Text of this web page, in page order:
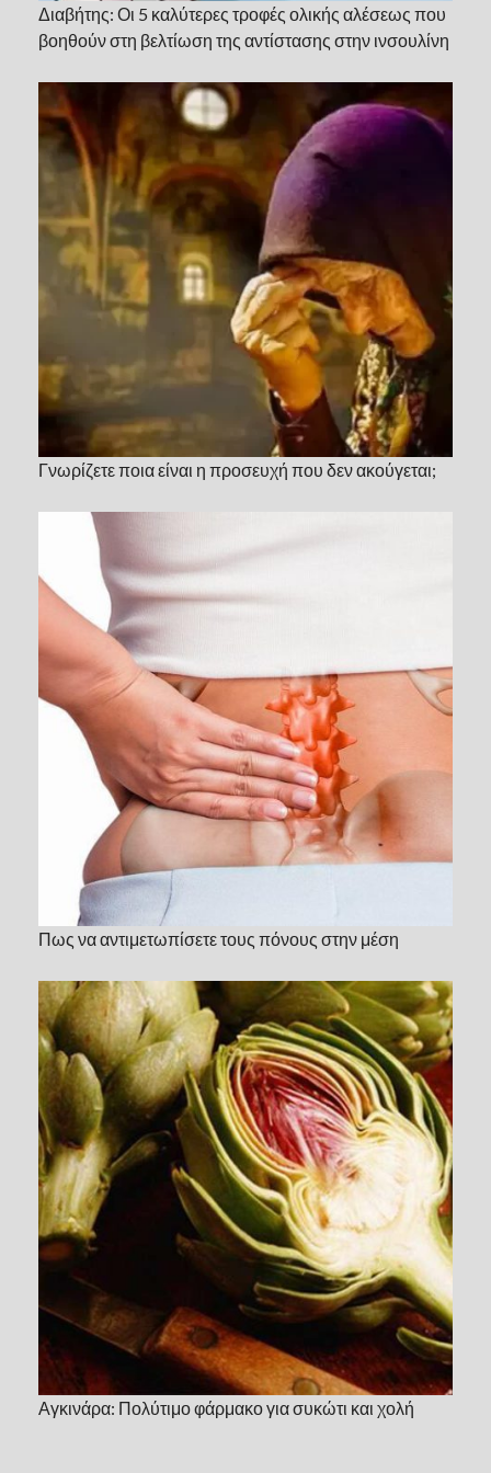
Διαβήτης: Οι 5 καλύτερες τροφές ολικής αλέσεως που
βοηθούν στη βελτίωση της αντίστασης στην ινσουλίνη
Γνωρίζετε ποια είναι η προσευχή που δεν ακούγεται;
Πως να αντιμετωπίσετε τους πόνους στην μέση
Αγκινάρα: Πολύτιμο φάρμακο για συκώτι και χολή